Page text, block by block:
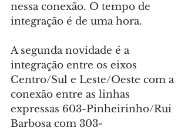
nessa conexão. O tempo de
integração é de uma hora.
A segunda novidade é a
integração entre os eixos
Centro/Sul e Leste/Oeste com a
conexão entre as linhas
expressas 603-Pinheirinho/Rui
Barbosa com 303-